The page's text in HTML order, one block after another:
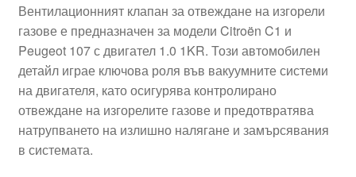
Вентилационният клапан за отвеждане на изгорели
газове е предназначен за модели Citroën C1 и
Peugeot 107 с двигател 1.0 1KR. Този автомобилен
детайл играе ключова роля във вакуумните системи
на двигателя, като осигурява контролирано
отвеждане на изгорелите газове и предотвратява
натрупването на излишно налягане и замърсявания
в системата.